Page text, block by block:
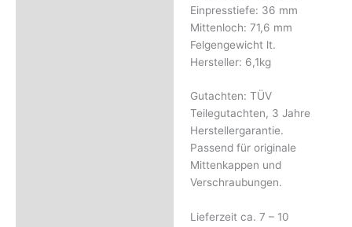
Einpresstiefe: 36 mm
Mittenloch: 71,6 mm
Felgengewicht lt.
Hersteller: 6,1kg
Gutachten: TÜV
Teilegutachten, 3 Jahre
Herstellergarantie.
Passend für originale
Mittenkappen und
Verschraubungen.
Lieferzeit ca. 7 – 10